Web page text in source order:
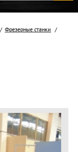
Фрезерные станки